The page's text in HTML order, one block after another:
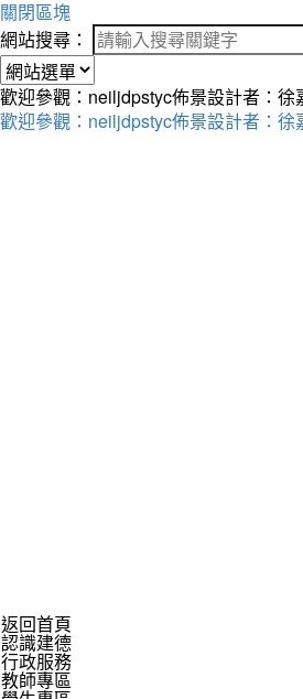
關閉區塊
網站搜尋：
歡迎參觀：neiljdpstyc佈景設計者：徐
歡迎參觀：neiljdpstyc佈景設計者：徐
返回首頁
認識建德
行政服務
教師專區